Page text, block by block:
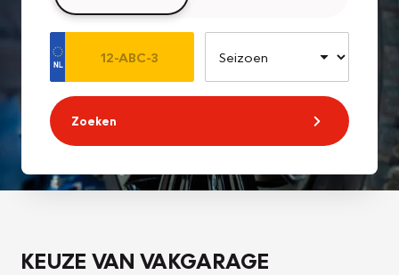
Zoeken
KEUZE VAN VAKGARAGE